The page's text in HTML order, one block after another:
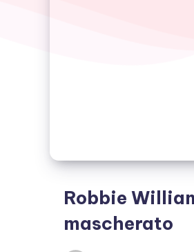
Robbie
mascherato